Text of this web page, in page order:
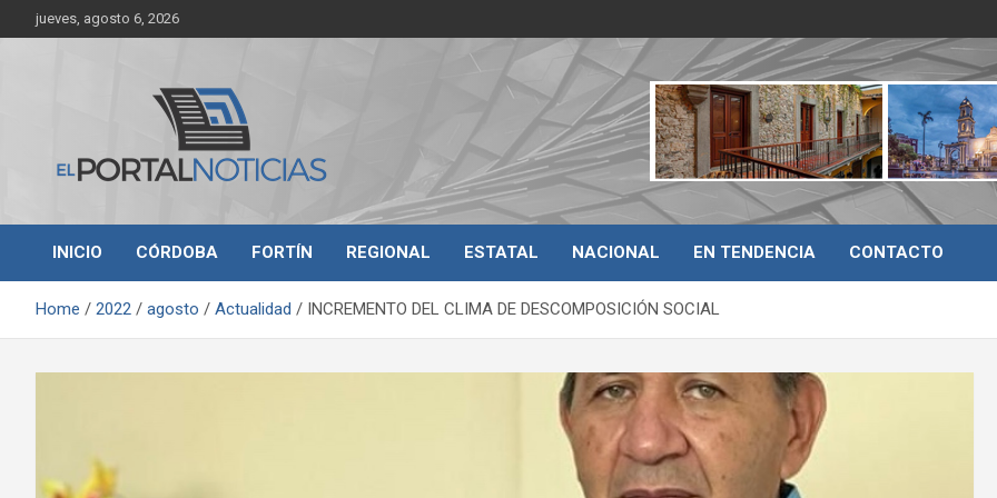
to
jueves, agosto 6, 2026
El Portal Noticias
INICIO CÓRDOBA FORTÍN REGIONAL ESTATAL NACIONAL EN TENDENCIA CONTACTO
Home 2022 agosto Actualidad INCREMENTO DEL CLIMA DE DESCOMPOSICIÓN SOCIAL